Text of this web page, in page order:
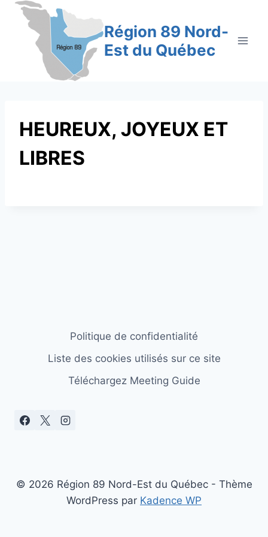
Aller
contenu
Région 89 Nord-
Est du Québec
HEUREUX, JOYEUX ET
LIBRES
Politique de confidentialité
Liste des cookies utilisés sur ce site
Téléchargez Meeting Guide
© 2026 Région 89 Nord-Est du Québec - Thème
WordPress par Kadence WP